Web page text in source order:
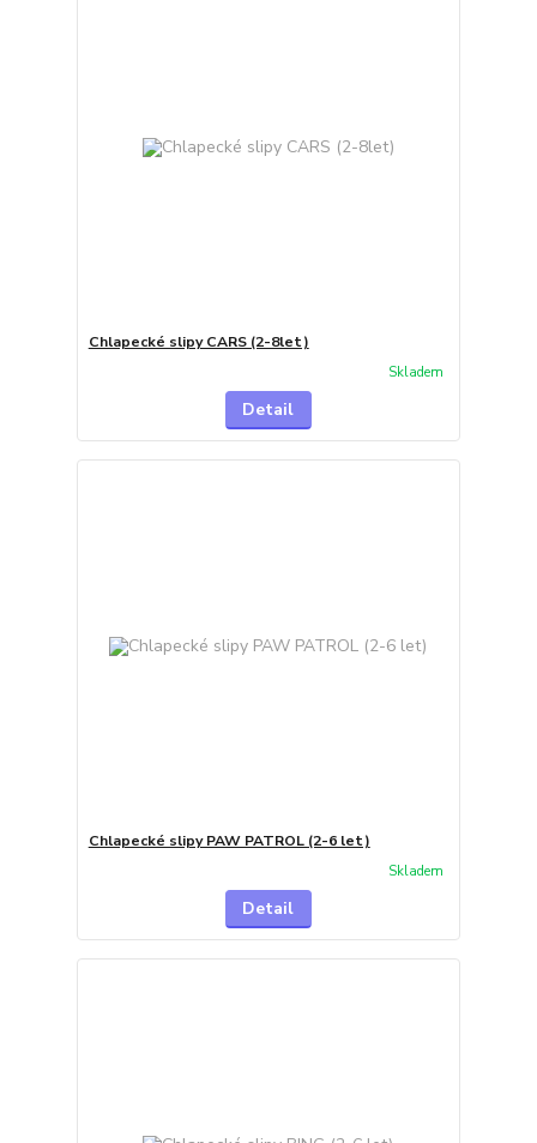
Chlapecké slipy CARS (2-8let)
Skladem
Detail
Chlapecké slipy PAW PATROL (2-6 let)
Skladem
Detail